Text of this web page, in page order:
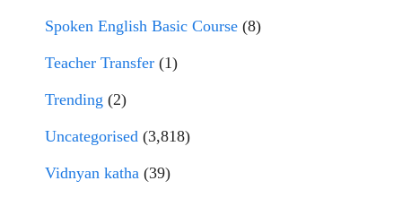
Spoken English Basic Course (8)
Teacher Transfer (1)
Trending (2)
Uncategorised (3,818)
Vidnyan katha (39)